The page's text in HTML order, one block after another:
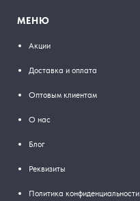
МЕНЮ
Акции
Доставка и оплата
Оптовым клиентам
О нас
Блог
Реквизиты
Политика конфиденциальности